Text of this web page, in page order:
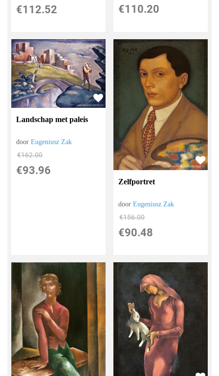
€112.52 €110.20
Landschap met paleis
doorEugeniusz Zak
€162.00
€93.96
Zelfportret
doorEugeniusz Zak
€156.00
€90.48